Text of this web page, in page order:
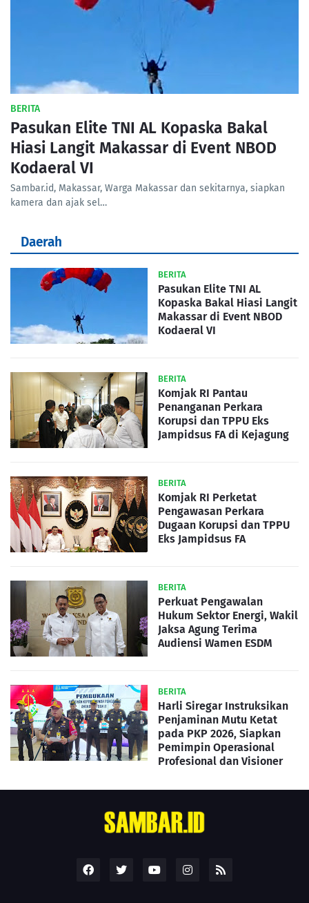
BERITA
Pasukan Elite TNI AL Kopaska Bakal
Hiasi Langit Makassar di Event NBOD
Kodaeral VI
Sambar.id, Makassar, Warga Makassar dan sekitarnya, siapkan
kamera dan ajak sel…
Daerah
BERITA
Pasukan Elite TNI AL
Kopaska Bakal Hiasi Langit
Makassar di Event NBOD
Kodaeral VI
BERITA
Komjak RI Pantau
Penanganan Perkara
Korupsi dan TPPU Eks
Jampidsus FA di Kejagung
BERITA
Komjak RI Perketat
Pengawasan Perkara
Dugaan Korupsi dan TPPU
Eks Jampidsus FA
BERITA
Perkuat Pengawalan
Hukum Sektor Energi, Wakil
Jaksa Agung Terima
Audiensi Wamen ESDM
BERITA
Harli Siregar Instruksikan
Penjaminan Mutu Ketat
pada PKP 2026, Siapkan
Pemimpin Operasional
Profesional dan Visioner